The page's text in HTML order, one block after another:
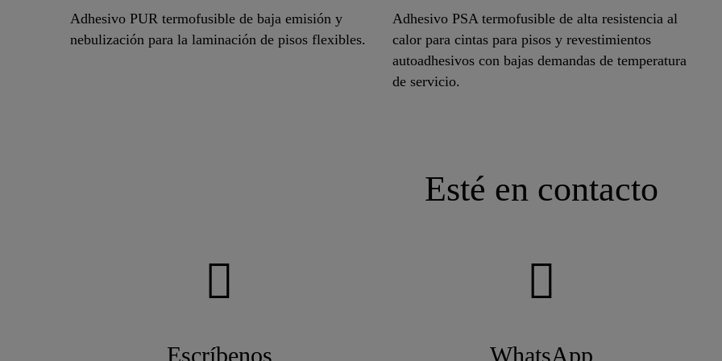
Adhesivo PUR termofusible de baja emisión y
nebulización para la laminación de pisos flexibles.
Adhesivo PSA termofusible de alta resistencia al
calor para cintas para pisos y revestimientos
autoadhesivos con bajas demandas de temperatura
de servicio.
Esté en contacto
Escríbenos WhatsApp